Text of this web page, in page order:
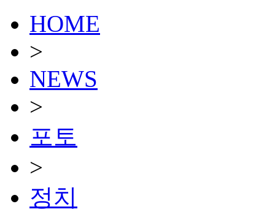
HOME
>
NEWS
>
포토
>
정치